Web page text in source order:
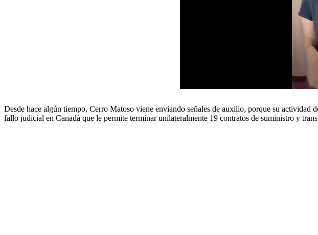
Desde hace algún tiempo, Cerro Matoso viene enviando señales de auxilio, porque su actividad
fallo judicial en Canadá que le permite terminar unilateralmente 19 contratos de suministro y